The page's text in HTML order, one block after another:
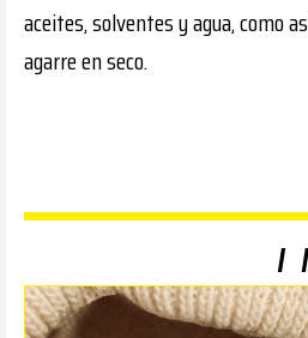
aceites, solventes y agua, como
agarre en seco.